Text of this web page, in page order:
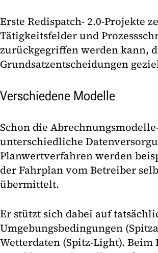
Erste Redispatch- 2.0-Projekte
Tätigkeitsfelder und
zurückgegriffen werden kann,
Grundsatzentscheidungen
Verschiedene Modelle
Schon die
unterschiedliche
Planwertverfahren werden
der Fahrplan vom Betreiber
übermittelt.
Er stützt sich dabei auf
Umgebungsbedingungen
Wetterdaten (Spitz-Light).